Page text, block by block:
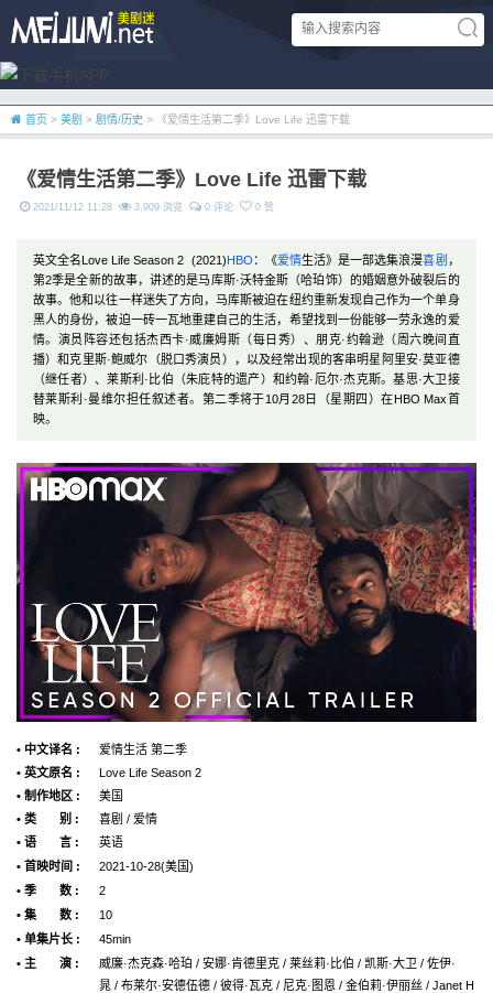
首页 > 美剧 > 剧情/历史 > 《爱情生活第二季》Love Life 迅雷下载
《爱情生活第二季》Love Life 迅雷下载
2021/11/12 11:28 3,909 浏览 0 评论 0 赞
英文全名Love Life Season 2 (2021)HBO ：《爱情生活》是一部选集浪漫喜剧 ，
第2季是全新的故事，讲述的是马库斯·沃特金斯（哈珀饰）的婚姻意外破裂后的
故事。他和以往一样迷失了方向，马库斯被迫在纽约重新发现自己作为一个单身
黑人的身份，被迫一砖一瓦地重建自己的生活，希望找到一份能够一劳永逸的爱
情。演员阵容还包括杰西卡·威廉姆斯（每日秀）、朋克·约翰逊（周六晚间直
播）和克里斯·鲍威尔（脱口秀演员），以及经常出现的客串明星阿里安·莫亚德
（继任者）、莱斯利·比伯（朱庇特的遗产）和约翰·厄尔·杰克斯。基思·大卫接
替莱斯利·曼维尔担任叙述者。第二季将于10月28日（星期四）在HBO Max首
映。
• 中文译名 :
爱情生活 第二季
• 英文原名 :
Love Life Season 2
• 制作地区 :
美国
• 类 别 :
喜剧 / 爱情
• 语 言 :
英语
• 首映时间 :
2021-10-28(美国)
• 季 数 :
2
• 集 数 :
10
• 单集片长 :
45min
• 主 演 :
威廉·杰克森·哈珀 / 安娜·肯德里克 / 莱丝莉·比伯 / 凯斯·大卫 / 佐伊·
晁 / 布莱尔·安德伍德 / 彼得·瓦克 / 尼克·图恩 / 金伯莉·伊丽丝 / Janet H